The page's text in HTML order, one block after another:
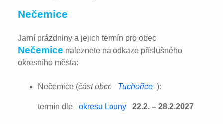
Nečemice
Jarní prázdniny a jejich termín pro obec
Nečemice naleznete na odkaze příslušného
okresního města:
Nečemice (část obce Tuchořice ):
termín dle okresu Louny 22.2. – 28.2.2027